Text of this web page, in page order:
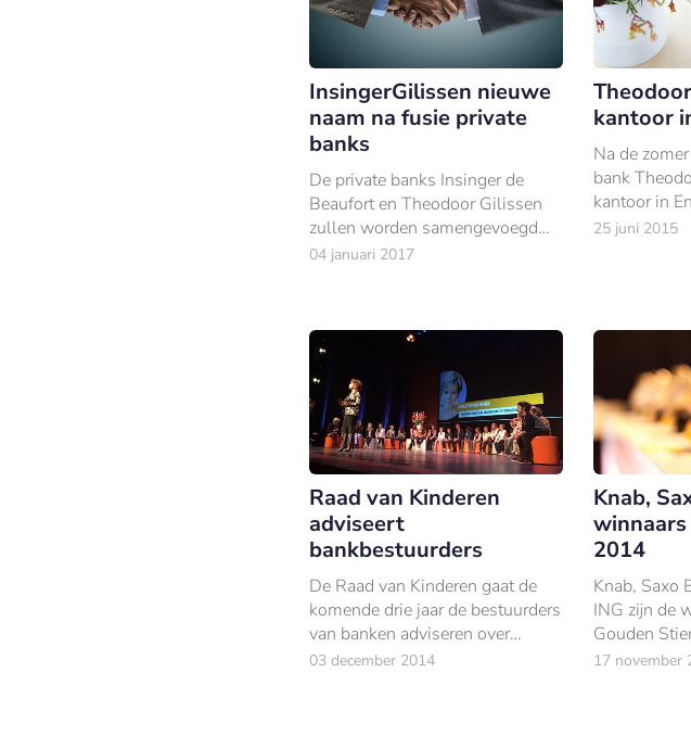
InsingerGilissen nieuwe
naam na fusie private
banks
De private banks Insinger de
Beaufort en Theodoor Gilissen
zullen worden samengevoegd
tot de fusiebank
04 januari 2017
kantoor
Na de
bank
kantoor in
van het
25 juni 2015
Raad van Kinderen
adviseert
bankbestuurders
De Raad van Kinderen gaat de
komende drie jaar de bestuurders
van banken adviseren over
toekomstgericht bankieren.
03 december 2014
Knab,
2014
Knab, Saxo
ING zijn de
Gouden
Oscars van
17 november